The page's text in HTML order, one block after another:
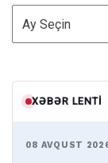
ARXİV
XƏBƏR LENTI
08 AVQUST